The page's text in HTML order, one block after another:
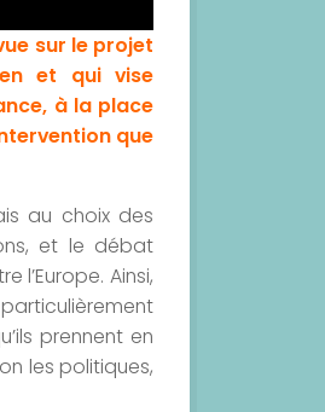
sur le projet
et qui vise
à la place
que
au choix des
et le débat
Ainsi,
prennent en
les politiques,